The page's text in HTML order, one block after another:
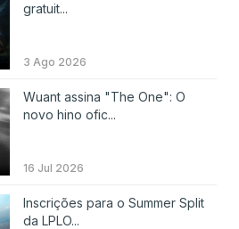
gratuit...
3 Ago 2026
Wuant assina "The One": O
novo hino ofic...
16 Jul 2026
Inscrições para o Summer Split
da LPLO...